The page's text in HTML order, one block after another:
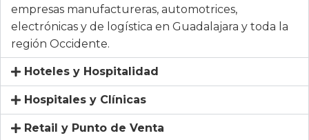
empresas manufactureras, automotrices,
electrónicas y de logística en Guadalajara y toda la
región Occidente.
Hoteles y Hospitalidad
Hospitales y Clínicas
Retail y Punto de Venta